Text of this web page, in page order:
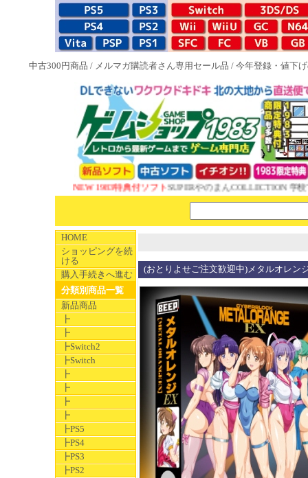
中古300円商品 / メルマガ購読者さん専用セール品 / 今年登録・値下
NEW 1983特典付ソフトSUPERやのまんCOLLECTION 学校であ
HOME
ショッピングを続
ける
購入手続きへ進む
分類別商品一覧
新品商品
┣
┣
┣Switch2
┣Switch
┣
┣
┣
┣
┣PS5
┣PS4
┣PS3
┣PS2
(おとりよせご注文歓迎中)メタルオレン